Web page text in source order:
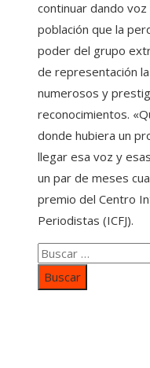
continuar dando
población que la
poder del grupo
de representación
numerosos y
reconocimientos.
donde hubiera un
llegar esa voz y
un par de meses
premio del Centro
Periodistas (ICFJ).
Buscar: